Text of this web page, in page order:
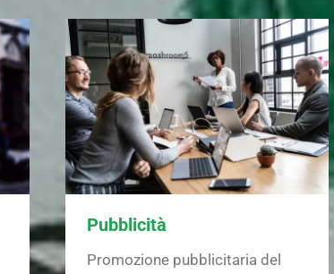
Pubblicità
Promozione pubblicitaria del